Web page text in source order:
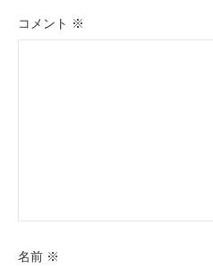
シ
コメント ※
名前 ※